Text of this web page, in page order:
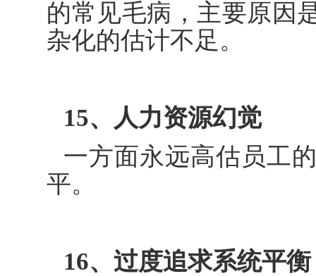
的常见毛病，主要原因
杂化的估计不足。
15、人力资源幻觉
一方面永远高估员工
平。
16、过度追求系统平衡